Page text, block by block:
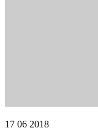
17 06 2018